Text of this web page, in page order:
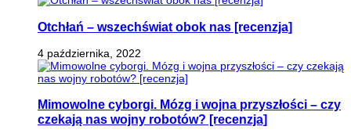
Otchłań – wszechświat obok nas [recenzja]
4 października, 2022
Mimowolne cyborgi. Mózg i wojna przyszłości – czy
czekają nas wojny robotów? [recenzja]